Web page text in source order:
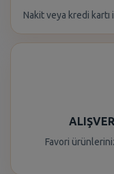
Nakit veya kredi
Favori